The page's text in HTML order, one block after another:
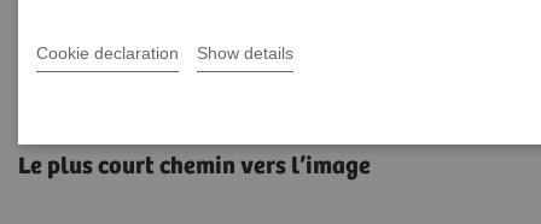
Cookie declaration Show details
Le plus court chemin vers l’image